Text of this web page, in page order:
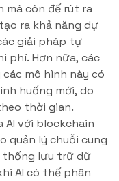
mà còn để rút ra
ra khả năng dự
giải pháp tự
phí. Hơn nữa, các
mô hình này có
huống mới, do
thời gian.
AI với blockchain
quản lý chuỗi cung
thống lưu trữ dữ
AI có thể phân